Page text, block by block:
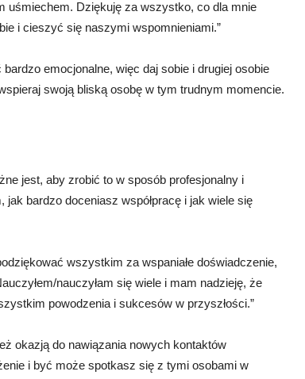
uśmiechem. Dziękuję za wszystko, co dla mnie
i cieszyć się naszymi wspomnieniami.”
emocjonalne, więc daj sobie i drugiej osobie
swoją bliską osobę w tym trudnym momencie.
jest, aby zrobić to w sposób profesjonalny i
bardzo doceniasz współpracę i jak wiele się
wszystkim za wspaniałe doświadczenie,
nauczyłam się wiele i mam nadzieję, że
powodzenia i sukcesów w przyszłości.”
okazją do nawiązania nowych kontaktów
i być może spotkasz się z tymi osobami w